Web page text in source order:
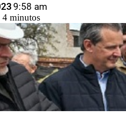
9:58 am
4 minutos